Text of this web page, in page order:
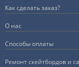
Как сделать заказ?
О нас
Способы оплаты
Ремонт скейтбордов и